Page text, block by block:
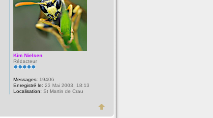
Kim Nielsen
Rédacteur
Messages: 19406
Enregistré le: 23 Mai 2003, 18:13
Localisation: St Martin de Crau